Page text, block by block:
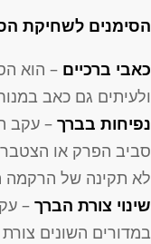
הסימנים לשחיקת
כאבי ברכיים – הוא
ולעיתים גם כאב
נפיחות בברך– עקב
סביב הפרק או
לא תקינה של הרקמה
שינוי צורת הברך–